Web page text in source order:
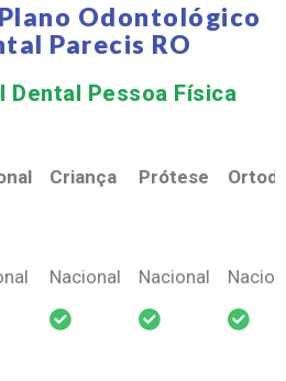
Odontológico
Parecis RO
Dental Pessoa Física​
Criança Prótese
Criança Prótese
Nacional Nacional